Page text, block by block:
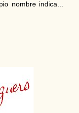
nombre indica...